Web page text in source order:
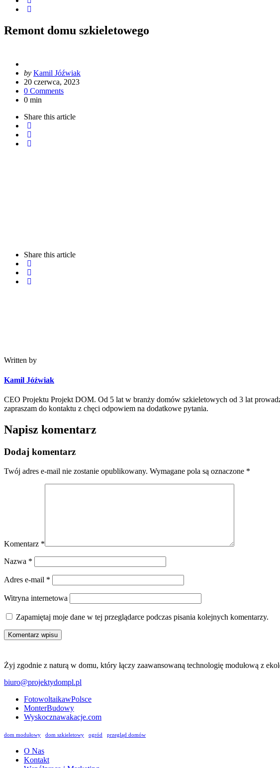
Remont domu szkieletowego
Posted
by
by Kamil Jóźwiak
20 czerwca, 2023
0 Comments
0 min
Share this article
Share this article
Written by
Kamil Jóźwiak
CEO Projektu Projekt DOM. Od 5 lat w branży domów szkieletowych od 3 lat
zapraszam do kontaktu z chęci odpowiem na dodatkowe pytania.
Napisz komentarz
Dodaj komentarz
Twój adres e-mail nie zostanie opublikowany. Wymagane pola są oznaczone *
Komentarz *
Nazwa *
Adres e-mail *
Witryna internetowa
Zapamiętaj moje dane w tej przeglądarce podczas pisania kolejnych komentarzy.
Żyj zgodnie z naturą w domu, który łączy zaawansowaną technologię modułową z
biuro@projektydompl.pl
FotowoltaikawPolsce
MonterBudowy
Wyskocznawakacje.com
dom modułowy dom szkieletowy ogród przegląd domów
O Nas
Kontakt